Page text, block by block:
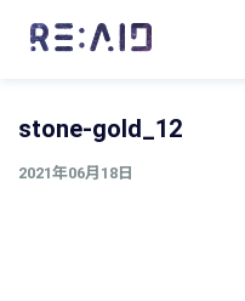
stone-gold_12
2021年06月18日